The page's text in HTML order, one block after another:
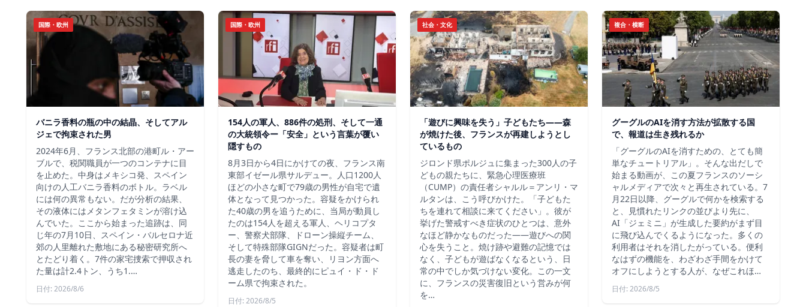
国際・欧州
バニラ香料の瓶の中の結晶、そしてアル
ジェで拘束された男
2024年6月、フランス北部の港町ル・アー
ブルで、税関職員が一つのコンテナに目
を止めた。中身はメキシコ発、スペイン
向けの人工バニラ香料のボトル。ラベル
には何の異常もない。だが分析の結果、
その液体にはメタンフェタミンが溶け込
んでいた。ここから始まった追跡は、同
じ年の7月10日、スペイン・バルセロナ近
郊の人里離れた敷地にある秘密研究所へ
とたどり着く。7件の家宅捜索で押収され
た量は計2.4トン、うち1.…
日付: 2026/8/6
国際・欧州
154人の軍人、886件の処刑、そして一通
の大統領令ー「安全」という言葉が覆い
隠すもの
8月3日から4日にかけての夜、フランス南
東部イゼール県サルデュー。人口1200人
ほどの小さな町で79歳の男性が自宅で遺
体となって見つかった。容疑をかけられ
た40歳の男を追うために、当局が動員し
たのは154人を超える軍人、ヘリコプタ
ー、警察犬部隊、ドローン操縦チーム、
そして特殊部隊GIGNだった。容疑者は町
長の妻を脅して車を奪い、リヨン方面へ
逃走したのち、最終的にピュイ・ド・ド
ーム県で拘束された。
日付: 2026/8/5
社会・文化
「遊びに興味を失う」子どもたち——森
が焼けた後、フランスが再建しようとし
ているもの
ジロンド県ポルジュに集まった300人の子
どもの親たちに、緊急心理医療班
（CUMP）の責任者シャルル＝アンリ・マ
ルタンは、こう呼びかけた。「子どもた
ちを連れて相談に来てください」。彼が
挙げた警戒すべき症状のひとつは、意外
なほど静かなものだった――遊びへの関
心を失うこと。焼け跡や避難の記憶では
なく、子どもが遊ばなくなるという、日
常の中でしか気づけない変化。この一文
に、フランスの災害復旧という営みが何
を…
複合・横断
グーグルのAIを消す方法が拡散する国
で、報道は生き残れるか
「グーグルのAIを消すための、とても簡
単なチュートリアル」。そんな出だしで
始まる動画が、この夏フランスのソーシ
ャルメディアで次々と再生されている。7
月22日以降、グーグルで何かを検索する
と、見慣れたリンクの並びより先に、
AI「ジェミニ」が生成した要約がまず目
に飛び込んでくるようになった。多くの
利用者はそれを消したがっている。便利
なはずの機能を、わざわざ手間をかけて
オフにしようとする人が、なぜこれほ…
日付: 2026/8/5